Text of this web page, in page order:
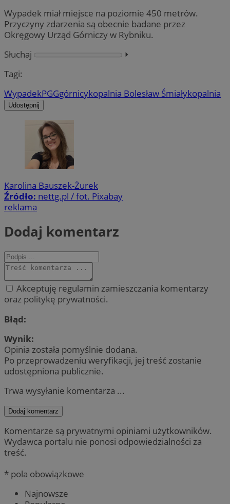
Wypadek miał miejsce na poziomie 450 metrów.
Przyczyny zdarzenia są obecnie badane przez
Okręgowy Urząd Górniczy w Rybniku.
Słuchaj
⏵︎
Tagi:
WypadekPGGgórnicykopalnia Bolesław Śmiałykopalnia
Udostępnij
Karolina Bauszek-Żurek
Źródło: nettg.pl / fot. Pixabay
reklama
Dodaj komentarz
Akceptuję regulamin zamieszczania komentarzy
oraz politykę prywatności.
Błąd:
Wynik:
Opinia została pomyślnie dodana.
Po przeprowadzeniu weryfikacji, jej treść zostanie
udostępniona publicznie.
Trwa wysyłanie komentarza ...
Dodaj komentarz
Komentarze są prywatnymi opiniami użytkowników.
Wydawca portalu nie ponosi odpowiedzialności za
treść.
* pola obowiązkowe
Najnowsze